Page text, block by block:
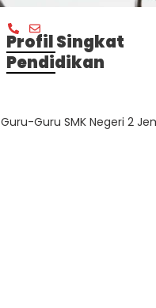
Profil Singkat
Pendidikan
Guru SMK Negeri 2